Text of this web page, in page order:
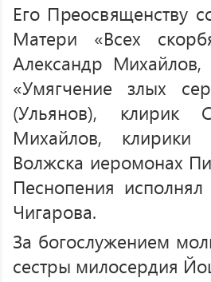
Его Преосвященству
Матери «Всех
Александр
«Умягчение злых
(Ульянов), клирик
Михайлов, клирики
Волжска иеромонах
Песнопения
Чигарова.
За богослужением
сестры милосердия